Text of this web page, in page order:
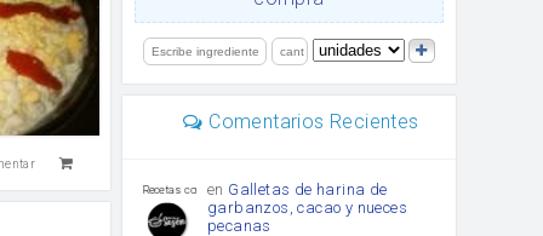
Comentarios Recientes
Recetas con sazon
en Galletas de harina de
garbanzos, cacao y nueces
pecanas